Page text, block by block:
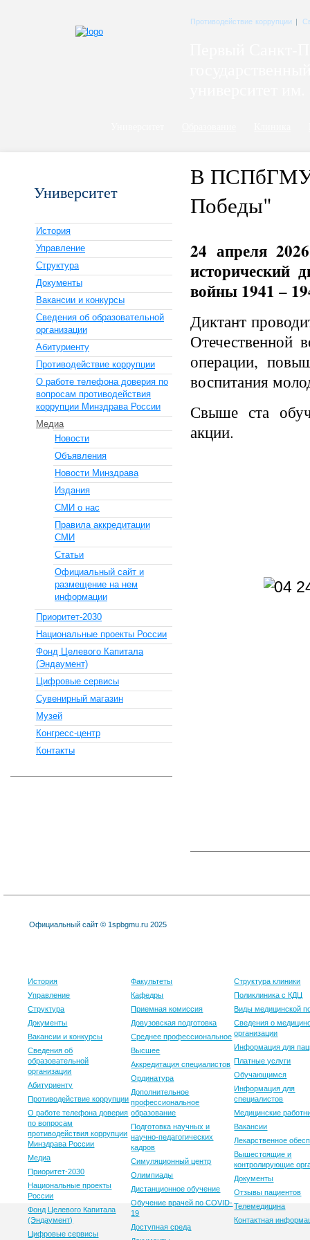
Противодействие коррупции |
В ПСПбГМУ
Победы"
24 апреля
исторический
войны 1941 –
Диктант
Отечественной
операции,
воспитания
Свыше ста
акции.
Университет
История
Управление
Структура
Документы
Вакансии и конкурсы
Сведения об образовательной
организации
Абитуриенту
Противодействие коррупции
О работе телефона доверия по
вопросам противодействия
коррупции Минздрава России
Медиа
Новости
Объявления
Новости Минздрава
Издания
СМИ о нас
Правила аккредитации
СМИ
Статьи
Официальный сайт и
размещение на нем
информации
Приоритет-2030
Национальные проекты России
Фонд Целевого Капитала
(Эндаумент)
Цифровые сервисы
Сувенирный магазин
Музей
Конгресс-центр
Контакты
Официальный сайт © 1spbgmu.ru 2025
История
Управление
Структура
Документы
Вакансии и конкурсы
Сведения об
образовательной
организации
Абитуриенту
Противодействие коррупции
О работе телефона доверия
по вопросам
противодействия коррупции
Минздрава России
Медиа
Приоритет-2030
Национальные проекты
России
Фонд Целевого Капитала
(Эндаумент)
Цифровые сервисы
Факультеты
Кафедры
Приемная комиссия
Довузовская подготовка
Среднее профессиональное
Высшее
Аккредитация специалистов
Ординатура
Дополнительное
профессиональное
образование
Подготовка научных и
научно-педагогических
кадров
Симуляционный центр
Олимпиады
Дистанционное обучение
Обучение врачей по COVID-
19
Доступная среда
Структура клиники
Поликлиника с КДЦ
Виды медицинской
Сведения о
организации
Информация для
Платные услуги
Обучающимся
Информация для
специалистов
Медицинские
Вакансии
Лекарственное
Вышестоящие и
контролирующие
Документы
Отзывы пациентов
Телемедицина
Контактная